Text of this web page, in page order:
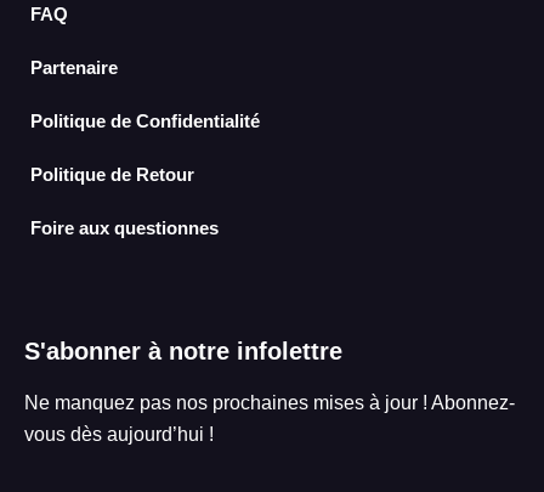
k
FAQ
Partenaire
Politique de Confidentialité
Politique de Retour
Foire aux questionnes
S'abonner à notre infolettre
Ne manquez pas nos prochaines mises à jour ! Abonnez-
vous dès aujourd’hui !